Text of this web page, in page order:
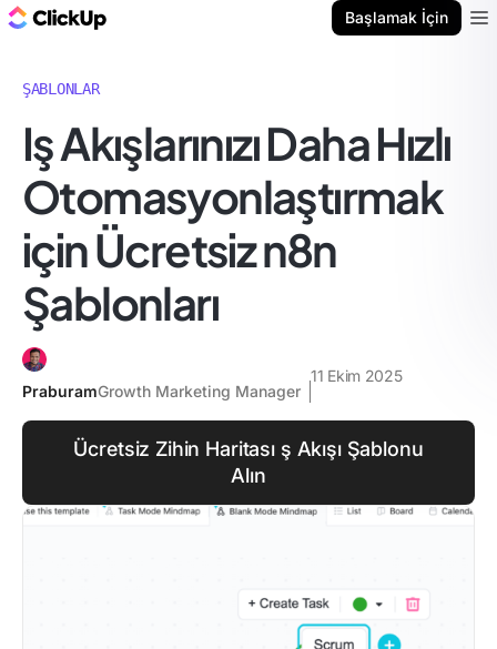
Başlamak İçin
ŞABLONLAR
Iş Akışlarınızı Daha Hızlı
Otomasyonlaştırmak
için Ücretsiz n8n
Şablonları
PraburamGrowth Marketing Manager
11 Ekim 2025
Ücretsiz Zihin Haritası ş Akışı Şablonu
Alın